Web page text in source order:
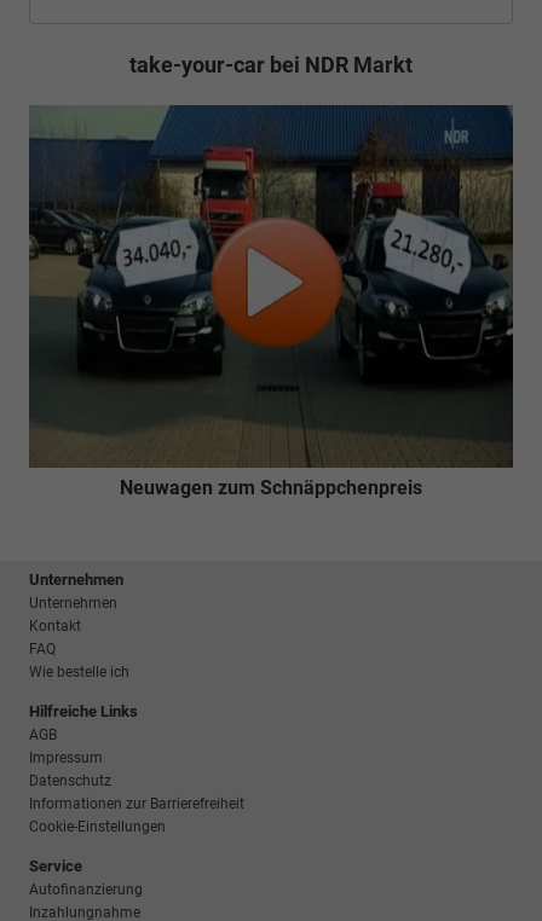
take-your-car bei NDR Markt
Neuwagen zum Schnäppchenpreis
Unternehmen
Unternehmen
Kontakt
FAQ
Wie bestelle ich
Hilfreiche Links
AGB
Impressum
Datenschutz
Informationen zur Barrierefreiheit
Cookie-Einstellungen
Service
Autofinanzierung
Inzahlungnahme